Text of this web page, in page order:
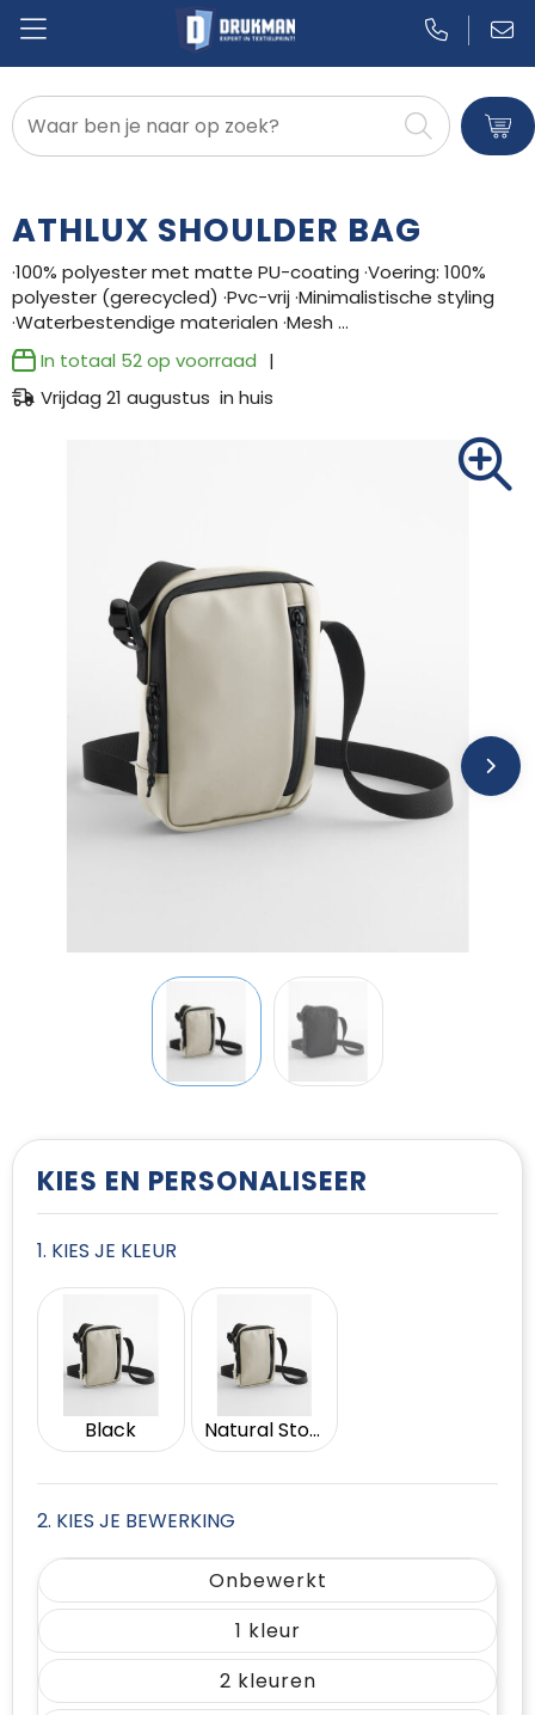
Badtextiel en Douche
Broeken en Rokken
Caps, Hoeden en Mutsen
Dekens, Fleecedekens en Kussens
Kledingaccessoires
Ondergoed, Sokken en Nachtkleding
Overhemden
Peuters en Baby's
ATHLUX SHOULDER BAG
·100% polyester met matte PU-coating ·Voering: 100%
polyester (gerecycled) ·Pvc-vrij ·Minimalistische styling
·Waterbestendige materialen ·Mesh …
In totaal 52op voorraad
Vrijdag 21 augustus in huis
KIES EN PERSONALISEER
1. KIES JE KLEUR
Black Natural Stone
2. KIES JE BEWERKING
Onbewerkt
1
2